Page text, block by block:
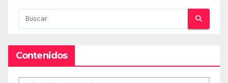
Contenidos